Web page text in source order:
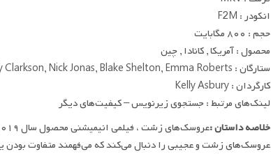
انکودر : F2M
حجم : ۸۰۰ مگابایت
محصول : آمریکا , کانادا , چین
ستارگان : Kelly Clarkson, Nick Jonas, Blake Shelton, Emma Roberts
کارگردان : Kelly Asbury
لینک‌های مرتبط : جستجوی زیرنویس – کیفیت‌های دیگر
خلاصه داستان :
عروسک‌های زشت و عجیبی را دنبال می‌کند که می‌فهمند متفاوت بودن